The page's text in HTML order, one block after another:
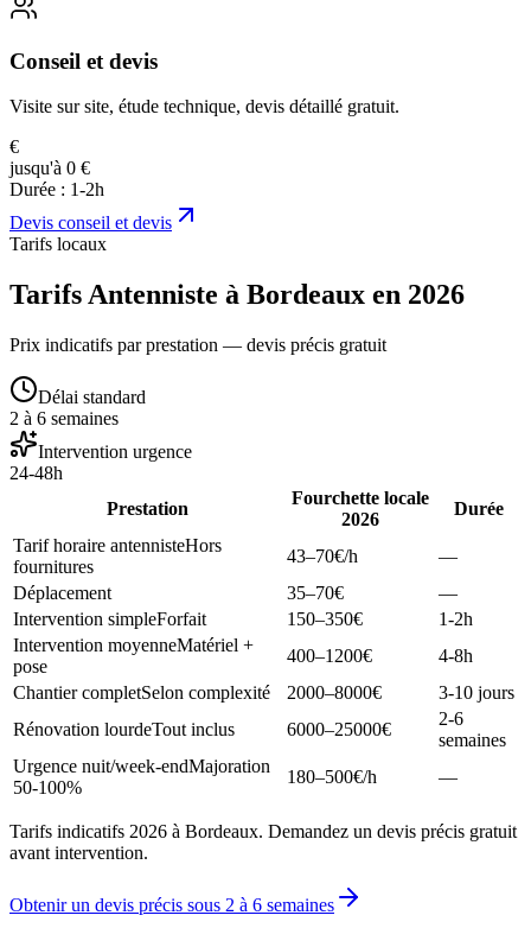
Conseil et devis
Visite sur site, étude technique, devis détaillé gratuit.
€
jusqu'à 0 €
Durée : 1-2h
Devis conseil et devis
Tarifs locaux
Tarifs Antenniste à Bordeaux en 2026
Prix indicatifs par prestation — devis précis gratuit
Délai standard
2 à 6 semaines
Intervention urgence
24-48h
Prestation
Fourchette locale
2026
Durée
Tarif horaire antennisteHors
fournitures
43–70€/h
—
Déplacement
35–70€
—
Intervention simpleForfait 150–350€
1-2h
Intervention moyenneMatériel +
pose
400–1200€
4-8h
Chantier completSelon complexité 2000–8000€
3-10 jours
Rénovation lourdeTout inclus 6000–25000€
2-6
semaines
Urgence nuit/week-endMajoration
50-100%
180–500€/h —
Tarifs indicatifs 2026 à Bordeaux. Demandez un devis précis gratuit
avant intervention.
Obtenir un devis précis sous 2 à 6 semaines